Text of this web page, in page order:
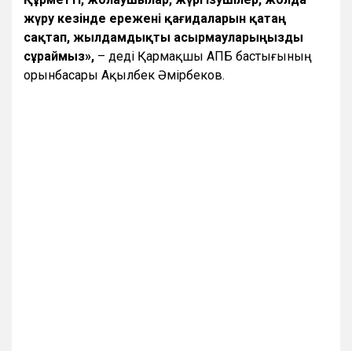
жүру кезінде ережені қағидаларын қатаң
сақтап, жылдамдықты асырмауларыңызды
сұраймыз», – деді Қармақшы АПБ бастығының
орынбасары Ақылбек Әмірбеков.